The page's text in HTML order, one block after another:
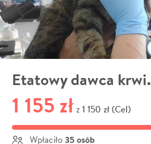
Etatowy dawca krwi.
1 155 zł z 1 150 zł (Cel)
Wpłaciło 35 osób